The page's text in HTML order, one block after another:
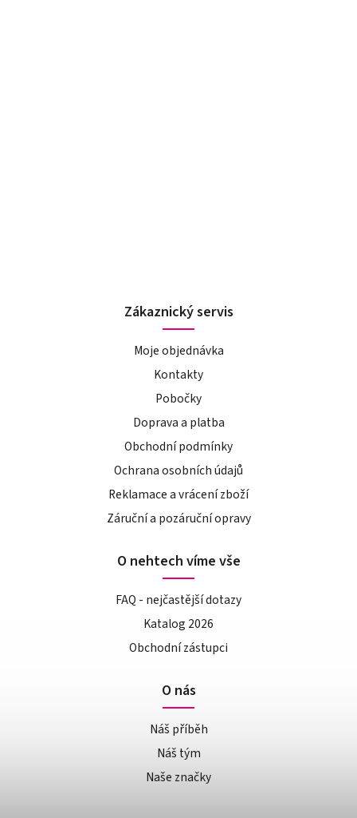
Zákaznický servis
Moje objednávka
Kontakty
Pobočky
Doprava a platba
Obchodní podmínky
Ochrana osobních údajů
Reklamace a vrácení zboží
Záruční a pozáruční opravy
O nehtech víme vše
FAQ - nejčastější dotazy
Katalog 2026
Obchodní zástupci
O nás
Náš příběh
Náš tým
Naše značky